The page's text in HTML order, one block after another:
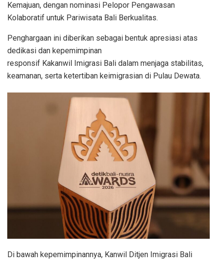
Kemajuan, dengan nominasi Pelopor Pengawasan
Kolaboratif untuk Pariwisata Bali Berkualitas.
Penghargaan ini diberikan sebagai bentuk apresiasi atas
dedikasi dan kepemimpinan
responsif Kakanwil Imigrasi Bali dalam menjaga stabilitas,
keamanan, serta ketertiban keimigrasian di Pulau Dewata.
Di bawah kepemimpinannya, Kanwil Ditjen Imigrasi Bali